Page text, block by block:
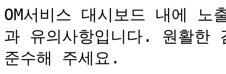
OM서비스 대시보드 내에
과 유의사항입니다. 원활한
준수해 주세요.